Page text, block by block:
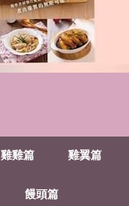
雞雞篇 雞翼篇
饅頭篇